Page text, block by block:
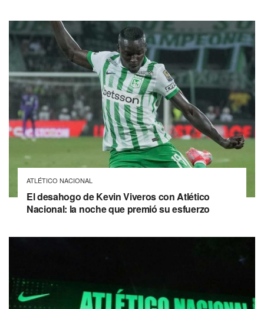
ATLÉTICO NACIONAL
El desahogo de Kevin Viveros con Atlético
Nacional: la noche que premió su esfuerzo